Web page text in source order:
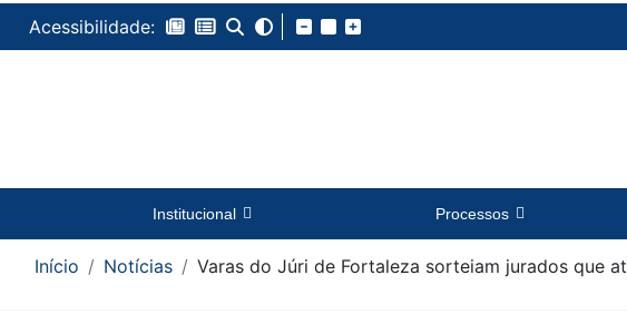
Acessibilidade:
Institucional Processos
Início Notícias Varas do Júri de Fortaleza sorteiam jurados que